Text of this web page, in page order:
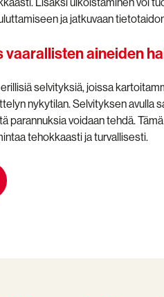
ja jatkuvaan
vaarallisten aineiden
selvityksiä, joissa
nykytilan. Selvityksen avulla
parannuksia voidaan tehdä.
tehokkaasti ja turvallisesti.